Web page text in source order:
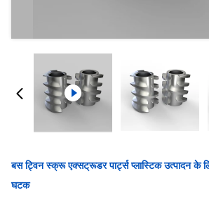
बस ट्विन स्क्रू एक्सट्रूडर पार्ट्स प्लास्टिक उत्पादन के
घटक